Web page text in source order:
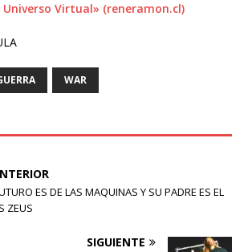
Virtual» (reneramon.cl)
WAR
ES DE LAS MAQUINAS Y SU PADRE ES EL
ZEUS
SIGUIENTE